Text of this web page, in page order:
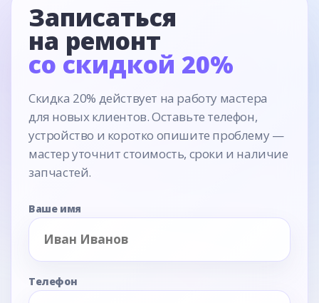
Записаться
на ремонт
со скидкой 20%
Скидка 20% действует на работу мастера
для новых клиентов. Оставьте телефон,
устройство и коротко опишите проблему —
мастер уточнит стоимость, сроки и наличие
запчастей.
Ваше имя
Телефон